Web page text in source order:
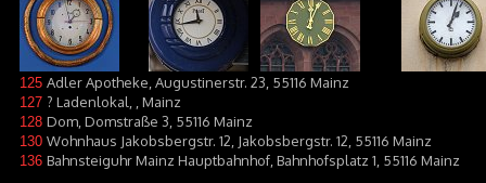
125 Adler Apotheke, Augustinerstr. 23, 55116 Mainz
127 ? Ladenlokal, , Mainz
128 Dom, Domstraße 3, 55116 Mainz
130 Wohnhaus Jakobsbergstr. 12, Jakobsbergstr. 12, 55116 Mainz
136 Bahnsteiguhr Mainz Hauptbahnhof, Bahnhofsplatz 1, 55116 Mainz